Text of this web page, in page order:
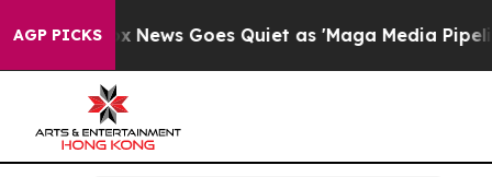
AGP PICKS
Fox News Goes Quiet as 'Maga Media Pipeline'